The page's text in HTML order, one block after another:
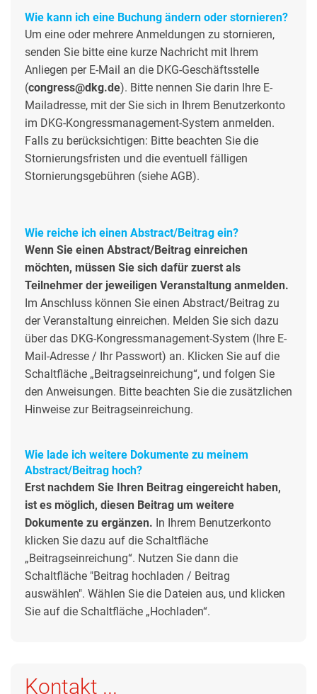
Wie kann ich eine Buchung ändern oder stornieren?
Um eine oder mehrere Anmeldungen zu stornieren,
senden Sie bitte eine kurze Nachricht mit Ihrem
Anliegen per E-Mail an die DKG-Geschäftsstelle
(congress@dkg.de). Bitte nennen Sie darin Ihre E-
Mailadresse, mit der Sie sich in Ihrem Benutzerkonto
im DKG-Kongressmanagement-System anmelden.
Falls zu berücksichtigen: Bitte beachten Sie die
Stornierungsfristen und die eventuell fälligen
Stornierungsgebühren (siehe AGB).
Wie reiche ich einen Abstract/Beitrag ein?
Wenn Sie einen Abstract/Beitrag einreichen
möchten, müssen Sie sich dafür zuerst als
Teilnehmer der jeweiligen Veranstaltung anmelden.
Im Anschluss können Sie einen Abstract/Beitrag zu
der Veranstaltung einreichen. Melden Sie sich dazu
über das DKG-Kongressmanagement-System (Ihre E-
Mail-Adresse / Ihr Passwort) an. Klicken Sie auf die
Schaltfläche „Beitragseinreichung“, und folgen Sie
den Anweisungen. Bitte beachten Sie die zusätzlichen
Hinweise zur Beitragseinreichung.
Wie lade ich weitere Dokumente zu meinem
Abstract/Beitrag hoch?
Erst nachdem Sie Ihren Beitrag eingereicht haben,
ist es möglich, diesen Beitrag um weitere
Dokumente zu ergänzen. In Ihrem Benutzerkonto
klicken Sie dazu auf die Schaltfläche
„Beitragseinreichung“. Nutzen Sie dann die
Schaltfläche "Beitrag hochladen / Beitrag
auswählen". Wählen Sie die Dateien aus, und klicken
Sie auf die Schaltfläche „Hochladen“.
Kontakt ...